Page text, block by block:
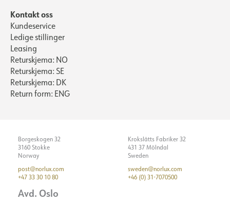
Kontakt oss
Kundeservice
Ledige stillinger
Leasing
Returskjema: NO
Returskjema: SE
Returskjema: DK
Return form: ENG
Borgeskogen 32
3160 Stokke
Norway
post@norlux.com
+47 33 30 10 80
Avd. Oslo
Krokslätts Fabriker 32
431 37 Mölndal
Sweden
sweden@norlux.com
+46 (0) 31-7070500